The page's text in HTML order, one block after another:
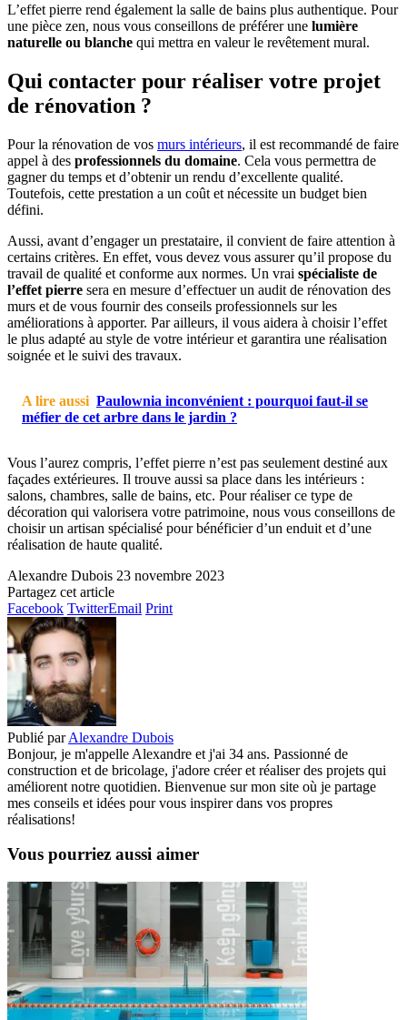
L’effet pierre rend également la salle de bains plus authentique. Pour
une pièce zen, nous vous conseillons de préférer une lumière
naturelle ou blanche qui mettra en valeur le revêtement mural.
Qui contacter pour réaliser votre projet
de rénovation ?
Pour la rénovation de vos murs intérieurs, il est recommandé de faire
appel à des professionnels du domaine. Cela vous permettra de
gagner du temps et d’obtenir un rendu d’excellente qualité.
Toutefois, cette prestation a un coût et nécessite un budget bien
défini.
Aussi, avant d’engager un prestataire, il convient de faire attention à
certains critères. En effet, vous devez vous assurer qu’il propose du
travail de qualité et conforme aux normes. Un vrai spécialiste de
l’effet pierre sera en mesure d’effectuer un audit de rénovation des
murs et de vous fournir des conseils professionnels sur les
améliorations à apporter. Par ailleurs, il vous aidera à choisir l’effet
le plus adapté au style de votre intérieur et garantira une réalisation
soignée et le suivi des travaux.
A lire aussi Paulownia inconvénient : pourquoi faut-il se
méfier de cet arbre dans le jardin ?
Vous l’aurez compris, l’effet pierre n’est pas seulement destiné aux
façades extérieures. Il trouve aussi sa place dans les intérieurs :
salons, chambres, salle de bains, etc. Pour réaliser ce type de
décoration qui valorisera votre patrimoine, nous vous conseillons de
choisir un artisan spécialisé pour bénéficier d’un enduit et d’une
réalisation de haute qualité.
Alexandre Dubois 23 novembre 2023
Partagez cet article
Facebook TwitterEmail Print
Publié par Alexandre Dubois
Bonjour, je m'appelle Alexandre et j'ai 34 ans. Passionné de
construction et de bricolage, j'adore créer et réaliser des projets qui
améliorent notre quotidien. Bienvenue sur mon site où je partage
mes conseils et idées pour vous inspirer dans vos propres
réalisations!
Vous pourriez aussi aimer